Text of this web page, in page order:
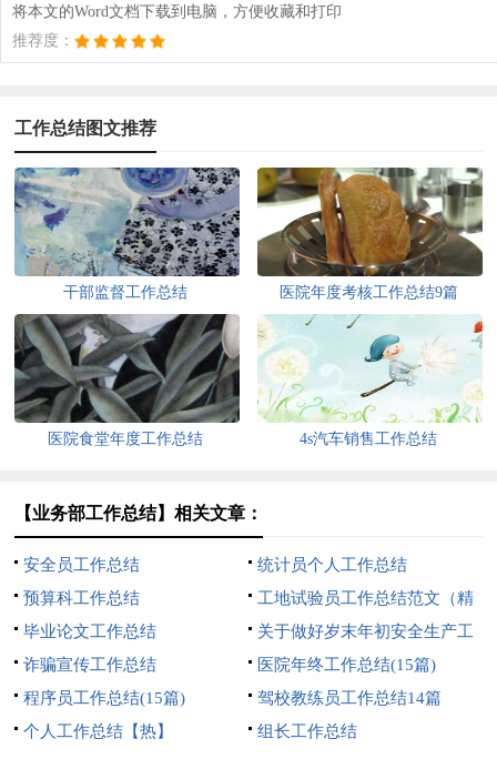
将本文的Word文档下载到电脑，方便收藏和打印
推荐度：
工作总结图文推荐
干部监督工作总结 医院年度考核工作总结9篇
医院食堂年度工作总结 4s汽车销售工作总结
【业务部工作总结】相关文章：
安全员工作总结
统计员个人工作总结
预算科工作总结
工地试验员工作总结范文（精
选7篇）
毕业论文工作总结
关于做好岁末年初安全生产工
作总结
诈骗宣传工作总结
医院年终工作总结(15篇)
程序员工作总结(15篇)
驾校教练员工作总结14篇
个人工作总结【热】
组长工作总结